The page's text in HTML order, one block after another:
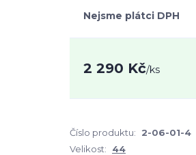
Nejsme plátci DPH
2 290 Kč/ks
Číslo produktu: 2-06-01-4
Velikost:
44